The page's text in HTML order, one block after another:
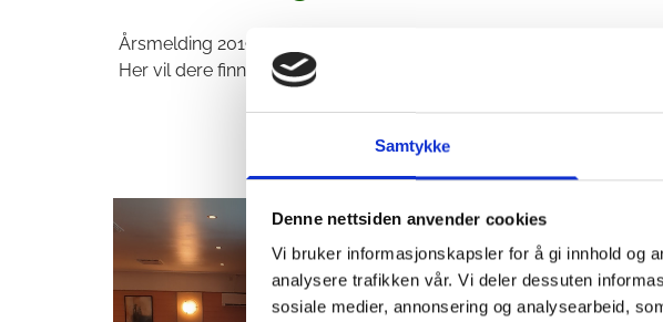
Samtykke
Denne nettsiden anvender cookies
Vi bruker informasjonskapsler for å gi innhold og
analysere trafikken vår. Vi deler dessuten
sosiale medier, annonsering og analysearbeid,
Årsmelding 2019 klar for nedlastning!
Her vil dere finne årsmelding 2019 klar for nedlastning som PDF!
Årsmelding 2019